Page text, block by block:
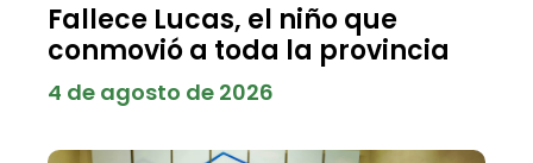
Fallece Lucas, el niño que
conmovió a toda la provincia
4 de agosto de 2026